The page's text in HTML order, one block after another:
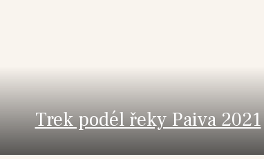
Trek podél řeky Paiva 2021